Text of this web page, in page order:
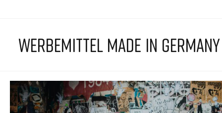
WERBEMITTEL MADE IN GERMANY